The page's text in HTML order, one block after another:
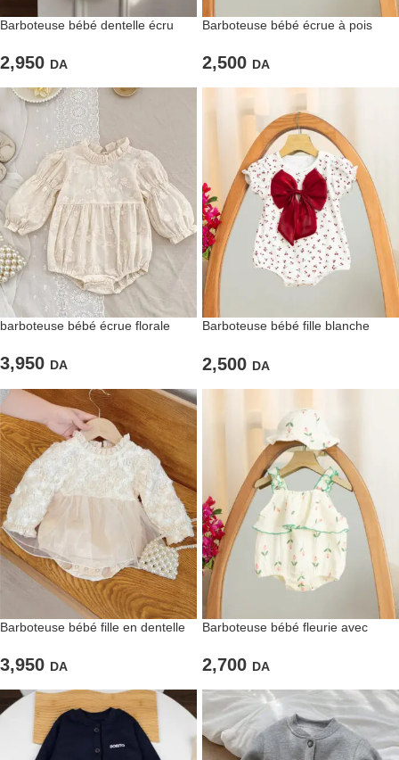
Barboteuse bébé dentelle écru
2,950 DA
Barboteuse bébé écrue à pois
2,500 DA
barboteuse bébé écrue florale
3,950 DA
Barboteuse bébé fille blanche
2,500 DA
Barboteuse bébé fille en dentelle
3,950 DA
Barboteuse bébé fleurie avec
2,700 DA